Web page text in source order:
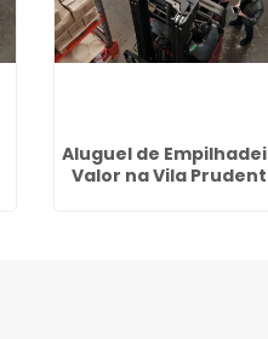
Aluguel de
Valor na Vila